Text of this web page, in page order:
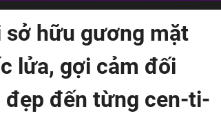
sở hữu gương mặt
lửa, gợi cảm đối
đẹp đến từng cen-ti-